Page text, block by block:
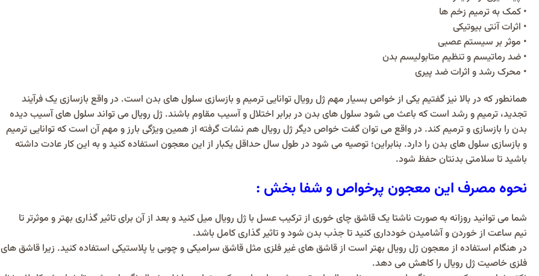
• کمک به ترمیم زخم ها
• اثرات آنتی بیوتیکی
• موثر بر سیستم عصبی
• ضد رماتیسم و تنظیم متابولیسم بدن
• محرک رشد و اثرات ضد پیری
همانطور که در بالا نیز گفتیم یکی از خواص بسیار مهم ژل رویال توانایی ترمیم و بازسازی سلول های بدن است. در واقع بازسازی یک فرآیند
تجدید، ترمیم و رشد است که باعث می شود سلول های بدن در برابر اختلال و آسیب مقاوم باشند. ژل رویال می تواند سلول های آسیب دیده
بدن را بازسازی و ترمیم کند. در واقع می توان گفت خواص دیگر ژل رویال هم نشات گرفته از همین ویژگی بارز و مهم آن است که توانایی ترمیم
و بازسازی سلول های بدن را دارد. بنابراین؛ توصیه می شود در طول سال حداقل یکبار از این معجون استفاده کنید و به این کار عادت داشته
باشید تا سلامتی بدنتان حفظ شود.
نحوه مصرف این معجون پرخواص و شفا بخش :
شما می توانید روزانه به صورت ناشتا یک قاشق چای خوری از ترکیب عسل با ژل رویال میل کنید و بعد از آن برای تاثیر گذاری بهتر و موثرتر تا
نیم ساعت از خوردن و آشامیدن خودداری کنید تا جذب بدن شود و تاثیر گذاری کامل باشد.
در هنگام استفاده از معجون ژل رویال بهتر است از قاشق های غیر فلزی مثل قاشق سرامیکی و چوبی یا پلاستیکی استفاده کنید. زیرا قاشق های
فلزی خاصیت ژل رویال را کاهش می دهد.